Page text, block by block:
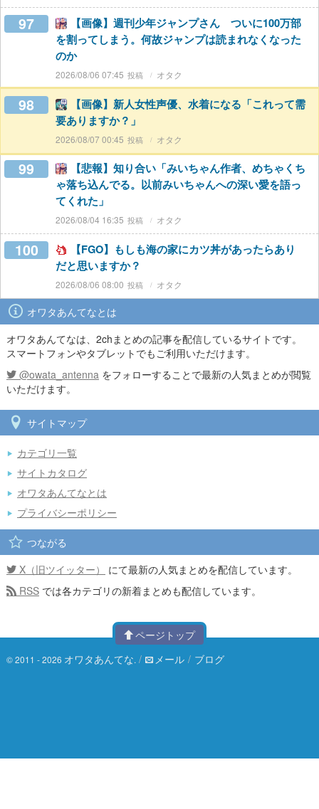
97
【画像】週刊少年ジャンプさん ついに100万部
を割ってしまう。何故ジャンプは読まれなくなった
のか
2026/08/06 07:45 オタク
98
【画像】新人女性声優、水着になる「これって需
要ありますか？」
2026/08/07 00:45 オタク
99
【悲報】知り合い「みいちゃん作者、めちゃくち
ゃ落ち込んでる。以前みいちゃんへの深い愛を語っ
てくれた」
2026/08/04 16:35 オタク
100
【FGO】もしも海の家にカツ丼があったらあり
だと思いますか？
2026/08/06 08:00 オタク
オワタあんてなとは
オワタあんてなは、2chまとめの記事を配信しているサイトです。
スマートフォンやタブレットでもご利用いただけます。
@owata_antenna をフォローすることで最新の人気まとめが閲覧
いただけます。
サイトマップ
カテゴリ一覧
サイトカタログ
オワタあんてなとは
プライバシーポリシー
つながる
X（旧ツイッター）
にて最新の人気まとめを配信しています。
RSS では各カテゴリの新着まとめも配信しています。
ページトップ
© 2011 - 2026 オワタあんてな. / メール / ブログ